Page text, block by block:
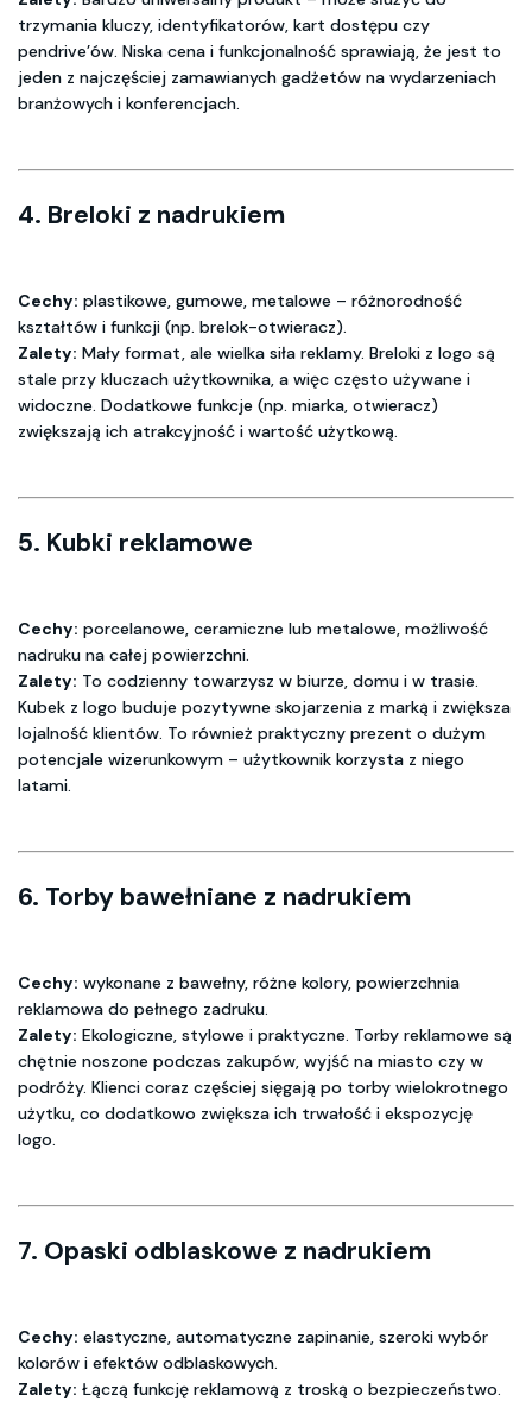
trzymania kluczy, identyfikatorów, kart dostępu czy
pendrive’ów. Niska cena i funkcjonalność sprawiają, że jest to
jeden z najczęściej zamawianych gadżetów na wydarzeniach
branżowych i konferencjach.
4. Breloki z nadrukiem
Cechy: plastikowe, gumowe, metalowe – różnorodność
kształtów i funkcji (np. brelok-otwieracz).
Zalety: Mały format, ale wielka siła reklamy. Breloki z logo są
stale przy kluczach użytkownika, a więc często używane i
widoczne. Dodatkowe funkcje (np. miarka, otwieracz)
zwiększają ich atrakcyjność i wartość użytkową.
5. Kubki reklamowe
Cechy: porcelanowe, ceramiczne lub metalowe, możliwość
nadruku na całej powierzchni.
Zalety: To codzienny towarzysz w biurze, domu i w trasie.
Kubek z logo buduje pozytywne skojarzenia z marką i zwiększa
lojalność klientów. To również praktyczny prezent o dużym
potencjale wizerunkowym – użytkownik korzysta z niego
latami.
6. Torby bawełniane z nadrukiem
Cechy: wykonane z bawełny, różne kolory, powierzchnia
reklamowa do pełnego zadruku.
Zalety: Ekologiczne, stylowe i praktyczne. Torby reklamowe są
chętnie noszone podczas zakupów, wyjść na miasto czy w
podróży. Klienci coraz częściej sięgają po torby wielokrotnego
użytku, co dodatkowo zwiększa ich trwałość i ekspozycję
logo.
7. Opaski odblaskowe z nadrukiem
Cechy: elastyczne, automatyczne zapinanie, szeroki wybór
kolorów i efektów odblaskowych.
Zalety: Łączą funkcję reklamową z troską o bezpieczeństwo.